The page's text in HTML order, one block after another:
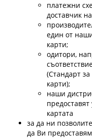
платежни
доставчик
един от
карти;
одитори,
(Стандарт
карти);
наши
картата
за да ни
да Ви